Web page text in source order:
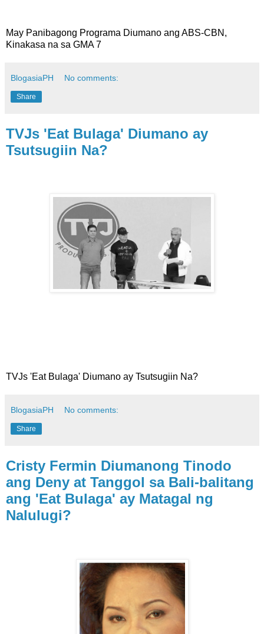
May Panibagong Programa Diumano ang ABS-CBN,
Kinakasa na sa GMA 7
BlogasiaPH No comments:
Share
TVJs 'Eat Bulaga' Diumano ay
Tsutsugiin Na?
TVJs 'Eat Bulaga' Diumano ay Tsutsugiin Na?
BlogasiaPH No comments:
Share
Cristy Fermin Diumanong Tinodo
ang Deny at Tanggol sa Bali-balitang
ang 'Eat Bulaga' ay Matagal ng
Nalulugi?